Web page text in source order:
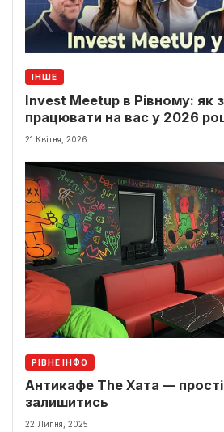
ІНШЕ
Invest Meetup в Рівному: як
працювати на вас у 2026
21 Квітня, 2026
РІВНЕ ІНФО
Антикафе The Хата —
залишитись
22 Липня, 2025